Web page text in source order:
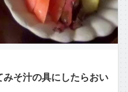
そ汁の具にしたらおい